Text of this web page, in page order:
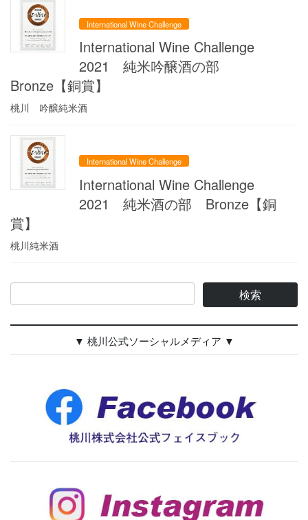
International Wine Challenge
International Wine Challenge
2021 純米吟醸酒の部
Bronze【銅賞】
桃川 吟醸純米酒
International Wine Challenge
International Wine Challenge
2021 純米酒の部 Bronze【銅
賞】
桃川純米酒
▼ 桃川公式ソーシャルメディア ▼